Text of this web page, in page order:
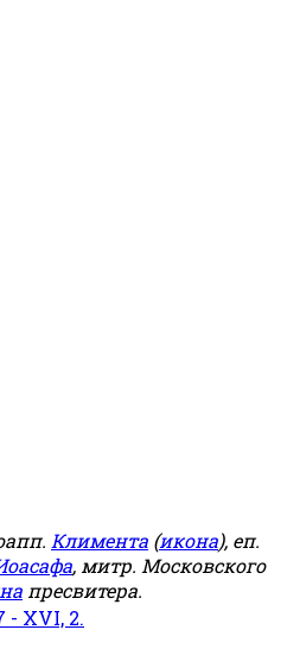
Климента (икона), еп.
, митр. Московского
пресвитера.
- XVI, 2.